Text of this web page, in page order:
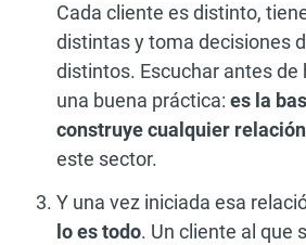
Cada cliente es distinto,
distintas y toma decisiones
distintos. Escuchar antes de
una buena práctica: es la
construye cualquier
este sector.
Y una vez iniciada esa
lo es todo. Un cliente al que